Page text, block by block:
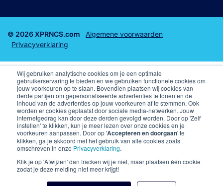
Wij gebruiken analytische cookies om je een optimale
gebruikerservaring te bieden en we gebruiken functionele cookies om
jouw voorkeuren op te slaan. Bovendien plaatsen wij cookies van
derde partijen om gepersonaliseerde advertenties te tonen en de
inhoud van de advertenties op jouw voorkeuren af te stemmen. Ook
worden er cookies geplaatst door sociale media-netwerken. Jouw
internetgedrag kan door deze derden gevolgd worden. Door op 'Zelf
instellen' te klikken, kun je meer lezen over onze cookies en je
voorkeuren aanpassen. Door op 'Accepteren en doorgaan' te
klikken, ga je akkoord met het gebruik van alle cookies zoals
omschreven in onze Privacyverklaring.
Klik je op 'Afwijzen' dan tracken wij je niet, maar plaatsen één cookie
zodat je deze melding niet meer krijgt!
© 2026 XPRNCS.com
Algemene voorwaarden
Privacyverklaring
Business club tickets
Business Seats
F1 arrangementen
Voetbal arrangementen
Champions League VIP arrangementen en kaarten
Premier League
Skybox PSV
Kaarten Liverpool FC
Business Seats PSV